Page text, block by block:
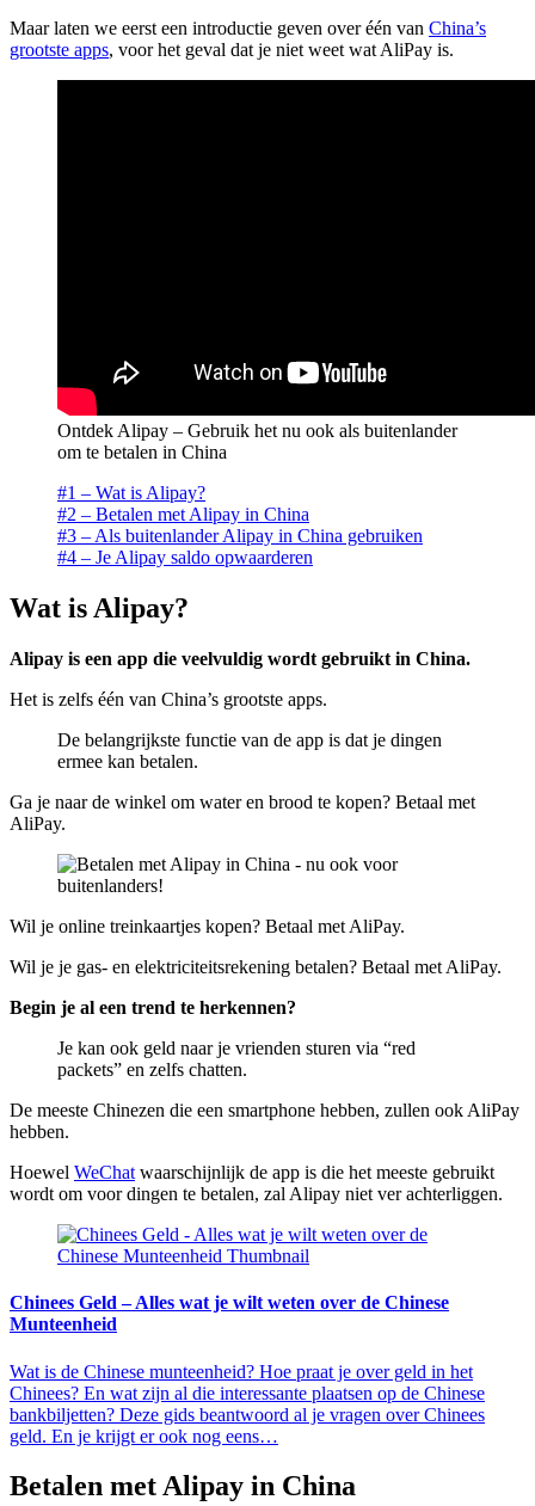
Maar laten we eerst een introductie geven over één van China’s
grootste apps, voor het geval dat je niet weet wat AliPay is.
Ontdek Alipay – Gebruik het nu ook als buitenlander
om te betalen in China
#1 – Wat is Alipay?
#2 – Betalen met Alipay in China
#3 – Als buitenlander Alipay in China gebruiken
#4 – Je Alipay saldo opwaarderen
Wat is Alipay?
Alipay is een app die veelvuldig wordt gebruikt in China.
Het is zelfs één van China’s grootste apps.
De belangrijkste functie van de app is dat je dingen
ermee kan betalen.
Ga je naar de winkel om water en brood te kopen? Betaal met
AliPay.
Wil je online treinkaartjes kopen? Betaal met AliPay.
Wil je je gas- en elektriciteitsrekening betalen? Betaal met AliPay.
Begin je al een trend te herkennen?
Je kan ook geld naar je vrienden sturen via “red
packets” en zelfs chatten.
De meeste Chinezen die een smartphone hebben, zullen ook AliPay
hebben.
Hoewel WeChat waarschijnlijk de app is die het meeste gebruikt
wordt om voor dingen te betalen, zal Alipay niet ver achterliggen.
Chinees Geld – Alles wat je wilt weten over de Chinese
Munteenheid
Wat is de Chinese munteenheid? Hoe praat je over geld in het
Chinees? En wat zijn al die interessante plaatsen op de Chinese
bankbiljetten? Deze gids beantwoord al je vragen over Chinees
geld. En je krijgt er ook nog eens…
Betalen met Alipay in China